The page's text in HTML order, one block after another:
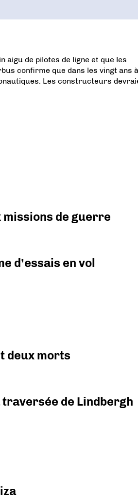
aigu de pilotes de ligne et que les
confirme que dans les vingt ans à
Les constructeurs
missions de guerre
d’essais en vol
deux morts
de Lindbergh